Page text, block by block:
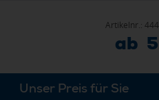
Artikelnr.:
ab
Unser Preis für Sie